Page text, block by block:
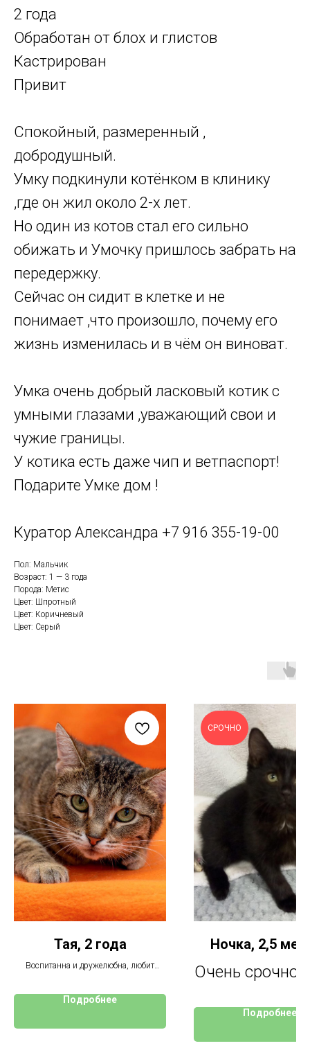
2 года
Обработан от блох и глистов
Кастрирован
Привит
Спокойный, размеренный ,
добродушный.
Умку подкинули котёнком в клинику
,где он жил около 2-х лет.
Но один из котов стал его сильно
обижать и Умочку пришлось забрать на
передержку.
Сейчас он сидит в клетке и не
понимает ,что произошло, почему его
жизнь изменилась и в чём он виноват.
Умка очень добрый ласковый котик с
умными глазами ,уважающий свои и
чужие границы.
У котика есть даже чип и ветпаспорт!
Подарите Умке дом !
Куратор Александра +7 916 355-19-00
Пол: Мальчик
Возраст: 1 — 3 года
Порода: Метис
Цвет: Шпротный
Цвет: Коричневый
Цвет: Серый
Тая, 2 года
Воспитанна и дружелюбна, любит
Подробнее
СРОЧНО
Ночка, 2,5
Очень срочно
до конца
Подробнее